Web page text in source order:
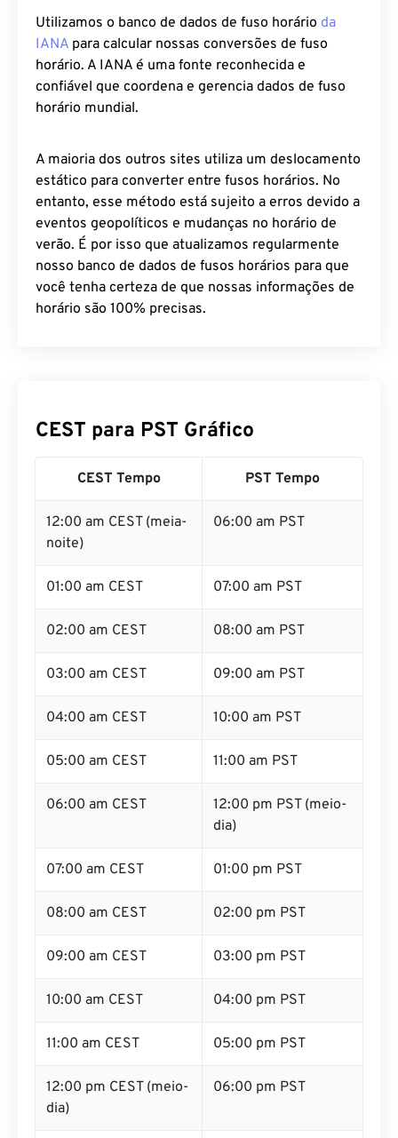
Utilizamos o banco de dados de fuso horário da
IANA para calcular nossas conversões de fuso
horário. A IANA é uma fonte reconhecida e
confiável que coordena e gerencia dados de fuso
horário mundial.
A maioria dos outros sites utiliza um deslocamento
estático para converter entre fusos horários. No
entanto, esse método está sujeito a erros devido a
eventos geopolíticos e mudanças no horário de
verão. É por isso que atualizamos regularmente
nosso banco de dados de fusos horários para que
você tenha certeza de que nossas informações de
horário são 100% precisas.
CEST para PST Gráfico
CEST Tempo PST Tempo
12:00 am CEST (meia-
noite)
06:00 am PST
01:00 am CEST 07:00 am PST
02:00 am CEST 08:00 am PST
03:00 am CEST 09:00 am PST
04:00 am CEST 10:00 am PST
05:00 am CEST 11:00 am PST
06:00 am CEST
12:00 pm PST (meio-
dia)
07:00 am CEST 01:00 pm PST
08:00 am CEST 02:00 pm PST
09:00 am CEST 03:00 pm PST
10:00 am CEST 04:00 pm PST
11:00 am CEST 05:00 pm PST
12:00 pm CEST (meio-
dia)
06:00 pm PST